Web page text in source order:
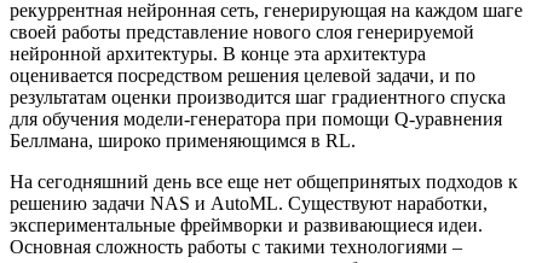
рекуррентная нейронная сеть, генерирующая на каждом шаге
своей работы представление нового слоя генерируемой
нейронной архитектуры. В конце эта архитектура
оценивается посредством решения целевой задачи, и по
результатам оценки производится шаг градиентного спуска
для обучения модели-генератора при помощи Q-уравнения
Беллмана, широко применяющимся в RL.
На сегодняшний день все еще нет общепринятых подходов к
решению задачи NAS и AutoML. Существуют наработки,
экспериментальные фреймворки и развивающиеся идеи.
Основная сложность работы с такими технологиями –